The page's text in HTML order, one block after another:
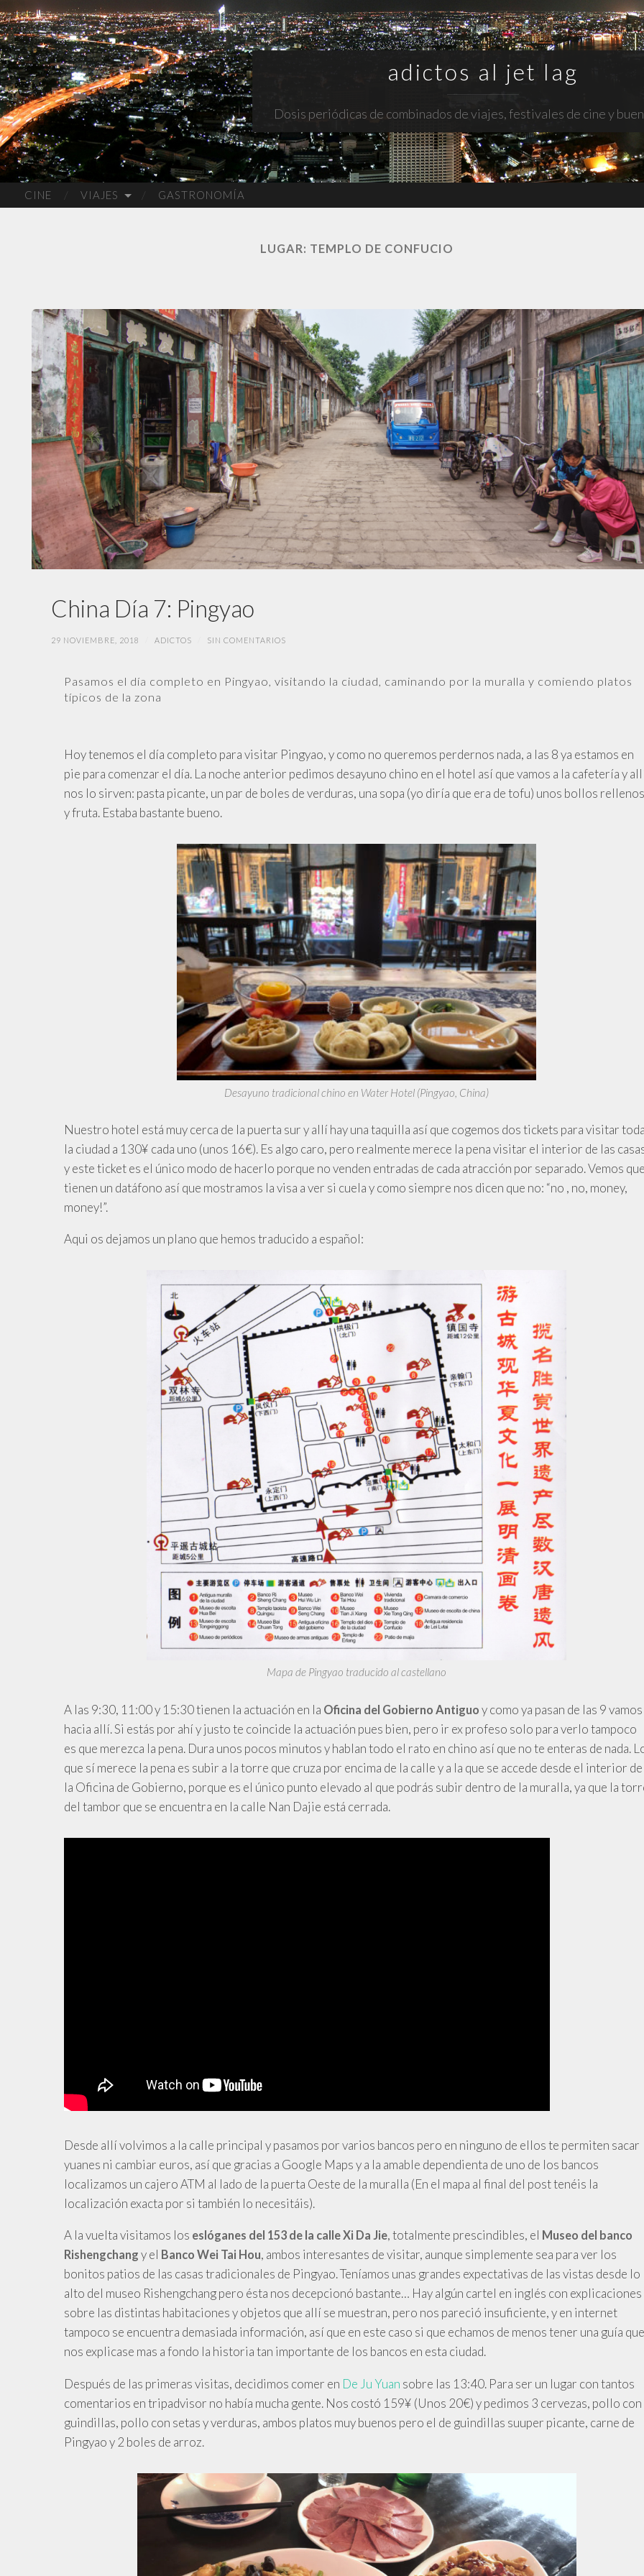
adictos al jet lag
Dosis periódicas de combinados de viajes, festivales de cine y
CINE VIAJES GASTRONOMÍA
LUGAR: TEMPLO DE CONFUCIO
China Día 7: Pingyao
29 NOVIEMBRE, 2018 ADICTOS SIN COMENTARIOS
Pasamos el día completo en Pingyao, visitando la ciudad, caminando por la muralla y comiendo platos
típicos de la zona
Hoy tenemos el día completo para visitar Pingyao, y como no queremos perdernos nada, a las 8 ya estamos en
pie para comenzar el día. La noche anterior pedimos desayuno chino en el hotel así que vamos a la cafetería y
nos lo sirven: pasta picante, un par de boles de verduras, una sopa (yo diría que era de tofu) unos bollos rellenos
y fruta. Estaba bastante bueno.
Desayuno tradicional chino en Water Hotel (Pingyao, China)
Nuestro hotel está muy cerca de la puerta sur y allí hay una taquilla así que cogemos dos tickets para visitar
la ciudad a 130¥ cada uno (unos 16€). Es algo caro, pero realmente merece la pena visitar el interior de las
y este ticket es el único modo de hacerlo porque no venden entradas de cada atracción por separado. Vemos
tienen un datáfono así que mostramos la visa a ver si cuela y como siempre nos dicen que no: “no , no, money,
money!”.
Aqui os dejamos un plano que hemos traducido a español:
Mapa de Pingyao traducido al castellano
Alas 9:30, 11:00 y 15:30 tienen la actuación en la Oficina del Gobierno Antiguo y como ya pasan de las 9 vamos
hacia allí. Si estás por ahí y justo te coincide la actuación pues bien, pero ir ex profeso solo para verlo tampoco
es que merezca la pena. Dura unos pocos minutos y hablan todo el rato en chino así que no te enteras de nada.
que sí merece la pena es subir a la torre que cruza por encima de la calle y a la que se accede desde el interior de
la Oficina de Gobierno, porque es el único punto elevado al que podrás subir dentro de la muralla, ya que la
del tambor que se encuentra en la calle Nan Dajie está cerrada.
Desde allí volvimos a la calle principal y pasamos por varios bancos pero en ninguno de ellos te permiten sacar
yuanes ni cambiar euros, así que gracias a Google Maps y a la amable dependienta de uno de los bancos
localizamos un cajero ATM al lado de la puerta Oeste de la muralla (En el mapa al final del post tenéis la
localización exacta por si también lo necesitáis).
Ala vuelta visitamos los eslóganes del 153 de la calle Xi Da Jie, totalmente prescindibles, el Museo del banco
Rishengchang yel Banco Wei Tai Hou, ambos interesantes de visitar, aunque simplemente sea para ver los
bonitos patios de las casas tradicionales de Pingyao. Teníamos unas grandes expectativas de las vistas desde lo
alto del museo Rishengchang pero ésta nos decepcionó bastante… Hay algún cartel en inglés con explicaciones
sobre las distintas habitaciones y objetos que allí se muestran, pero nos pareció insuficiente, y en internet
tampoco se encuentra demasiada información, así que en este caso si que echamos de menos tener una guía que
nos explicase mas a fondo la historia tan importante de los bancos en esta ciudad.
Después de las primeras visitas, decidimos comer en De Ju Yuan sobre las 13:40. Para ser un lugar con tantos
comentarios en tripadvisor no había mucha gente. Nos costó 159¥ (Unos 20€) y pedimos 3 cervezas, pollo con
guindillas, pollo con setas y verduras, ambos platos muy buenos pero el de guindillas suuper picante, carne de
Pingyao y 2 boles de arroz.